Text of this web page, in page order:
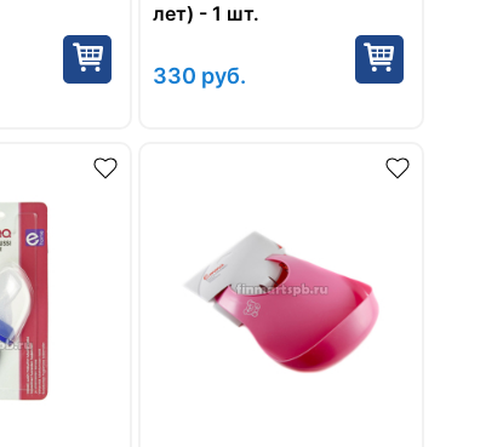
лет) - 1 шт.
330 руб.